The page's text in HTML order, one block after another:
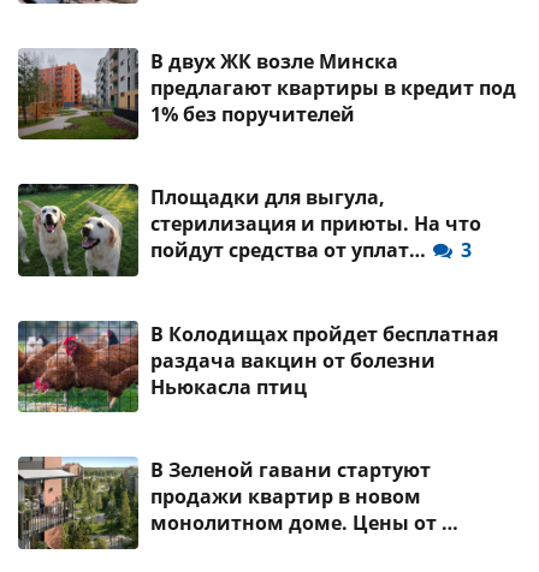
В двух ЖК возле Минска
предлагают квартиры в кредит под
1% без поручителей
Площадки для выгула,
стерилизация и приюты. На что
пойдут средства от уплат…
3
В Колодищах пройдет бесплатная
раздача вакцин от болезни
Ньюкасла птиц
В Зеленой гавани стартуют
продажи квартир в новом
монолитном доме. Цены от …